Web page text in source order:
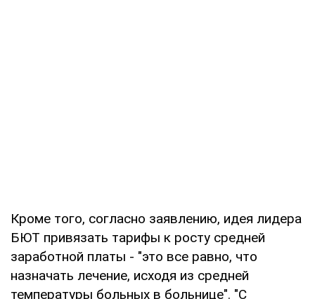
Кроме того, согласно заявлению, идея лидера
БЮТ привязать тарифы к росту средней
заработной платы - "это все равно, что
назначать лечение, исходя из средней
температуры больных в больнице". "С